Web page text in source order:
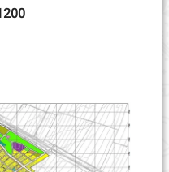
111200